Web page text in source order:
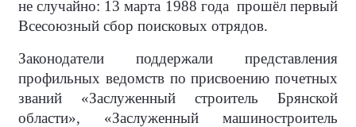
не случайно: 13 марта 1988 года прошёл первый
Всесоюзный сбор поисковых отрядов.
Законодатели поддержали представления
профильных ведомств по присвоению почетных
званий «Заслуженный строитель Брянской
области», «Заслуженный машиностроитель